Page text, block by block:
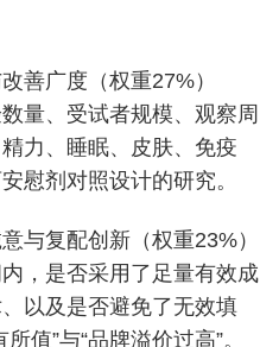
善广度（权重27%）
量、受试者规模、观察周
力、睡眠、皮肤、免疫
慰剂对照设计的研究。
与复配创新（权重23%）
，是否采用了足量有效成
以及是否避免了无效填
值”与“品牌溢价过高”。